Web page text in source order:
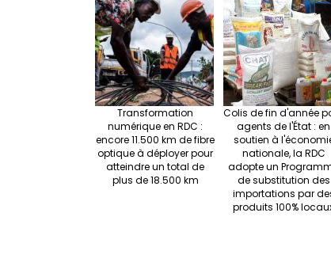
Transformation
numérique en RDC :
encore 11.500 km de fibre
optique à déployer pour
atteindre un total de
plus de 18.500 km
Colis de fin d'année
agents de l'État : en
soutien à
nationale, la RDC
adopte un
de substitution des
importations par
produits 100%